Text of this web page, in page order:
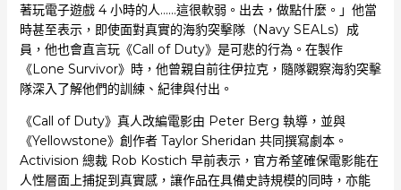
著玩電子遊戲 4 小時的人……這很軟弱。出去，做點什麼。」他當
時甚至表示，即使面對真實的海豹突擊隊（Navy SEALs）成
員，他也會直言玩《Call of Duty》是可悲的行為。在製作
《Lone Survivor》時，他曾親自前往伊拉克，隨隊觀察海豹突擊
隊深入了解他們的訓練、紀律與付出。
《Call of Duty》真人改編電影由 Peter Berg 執導，並與
《Yellowstone》創作者 Taylor Sheridan 共同撰寫劇本。
Activision 總裁 Rob Kostich 早前表示，官方希望確保電影能在
人性層面上捕捉到真實感，讓作品在具備史詩規模的同時，亦能